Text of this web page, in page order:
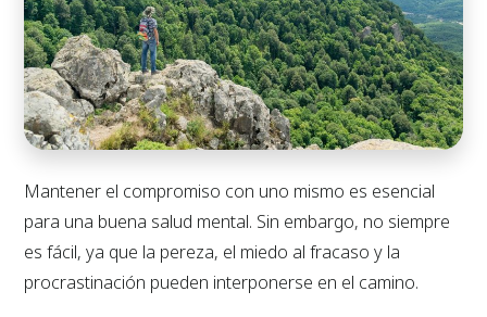
Mantener el compromiso con uno mismo es esencial
para una buena salud mental. Sin embargo, no siempre
es fácil, ya que la pereza, el miedo al fracaso y la
procrastinación pueden interponerse en el camino.